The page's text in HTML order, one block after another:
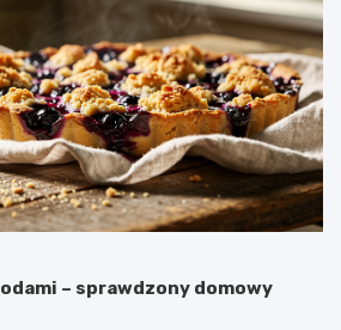
– sprawdzony domowy